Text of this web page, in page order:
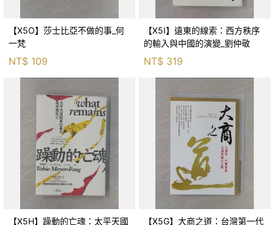
【X5O】莎士比亞不做的事_何
一梵
NT$ 109
【X5I】遠東的線索：西方秩序
的輸入與中國的演變_劉仲敬
NT$ 319
【X5H】躁動的亡魂：太平天國
【X5G】大商之道：台灣第一代